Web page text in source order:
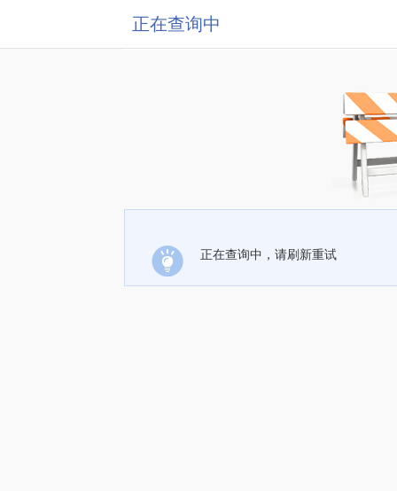
正在查询中
正在查询中，请刷新重试